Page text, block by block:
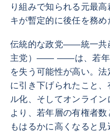
り組みで知られる元最
キが暫定的に後任を務め
伝統的な政党――統一共
主党）―― ――は、若年
を失う可能性が高い。
に引き下げられたこと
ル化、そしてオンライ
より、若年層の有権者
もはるかに高くなると